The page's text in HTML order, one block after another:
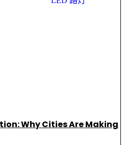
Why Cities Are Making